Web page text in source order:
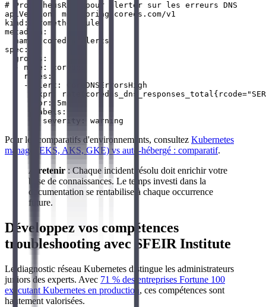
# PrometheusRule pour alerter sur les erreurs DNS
apiVersion: monitoring.coreos.com/v1
kind: PrometheusRule
metadata:
  name: coredns-alerts
spec:
  groups:
  - name: coredns
    rules:
    - alert: CoreDNSErrorsHigh
expr:
      for: 5m
      labels:
Pour les comparatifs d'environnements, consultez Kubernetes
managé (EKS, AKS, GKE) vs auto-hébergé : comparatif.
À retenir : Chaque incident résolu doit enrichir votre
base de connaissances. Le temps investi dans la
documentation se rentabilise à chaque occurrence
future.
Développez vos compétences
troubleshooting avec SFEIR Institute
Le diagnostic réseau Kubernetes distingue les administrateurs
juniors des experts. Avec 71 % des entreprises Fortune 100
exécutant Kubernetes en production, ces compétences sont
hautement valorisées.